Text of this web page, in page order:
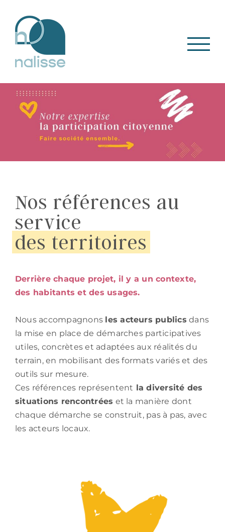
content
Nos références au
service
des territoires
Derrière chaque projet, il y a un contexte,
des habitants et des usages.
Nous accompagnons les acteurs publics dans
la mise en place de démarches participatives
utiles, concrètes et adaptées aux réalités du
terrain, en mobilisant des formats variés et des
outils sur mesure.
Ces références représentent la diversité des
situations rencontrées et la manière dont
chaque démarche se construit, pas à pas, avec
les acteurs locaux.